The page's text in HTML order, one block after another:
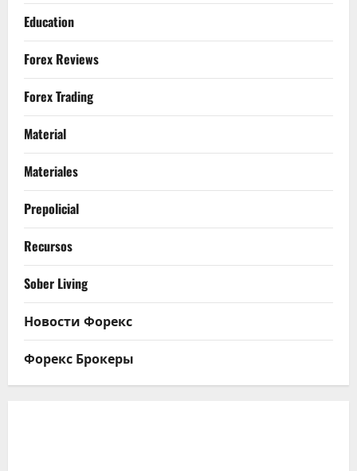
Education
Forex Reviews
Forex Trading
Material
Materiales
Prepolicial
Recursos
Sober Living
Новости Форекс
Форекс Брокеры